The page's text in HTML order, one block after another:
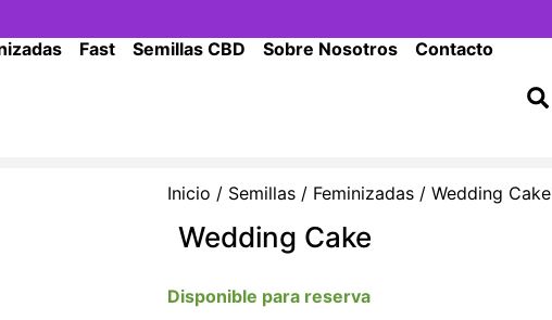
Fast Semillas CBD Sobre Nosotros Contacto
Inicio / Semillas/ Feminizadas/ Wedding Cake
Wedding Cake
Disponible para reserva